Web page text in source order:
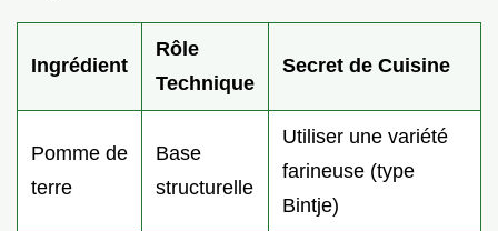
Ingrédient
Rôle
Technique
Secret de Cuisine
Pomme de
terre
Base
structurelle
Utiliser une variété
farineuse (type
Bintje)